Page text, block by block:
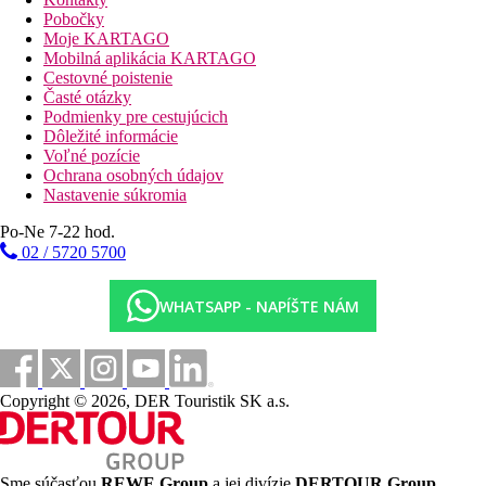
čiastočne bezbariérové kúpeľne a bezbariérový vstup.
Upratovanie izieb a concierge služba sú zadarmo. Izbový servis,
služba prania bielizne, služba žehlenia bielizne a zdravotná
služba sú za poplatok.
Bazén:
K vonkajšiemu vybaveniu hotela patria 4 bazény a samostatný
detský bazénik (s otváracou dobou od januára do decembra) a
tiež šmykľavka. Tu sú k dispozícii lehátka (zdarma). Bar pri
bazéne ponúka hosťom osviežujúce nápoje.
Raňajky (07:00 - 10:30 hod.). Polpenzia: vrátane raňajok a
večere (tiež detské menu). Plná penzia zahŕňa raňajky, obedy a
večere. Raňajky, obedy a večere iba vo vybraných reštauráciách.
Tiež detské menu. All inclusive: raňajky, obedy a večere.
Raňajky, obedy a večere iba vo vybraných reštauráciách. K
dispozícii sú aj detské menu. Voda, nealkoholické nápoje, káva a
čaj a koktaily v určitých hodinách. Pivo (10:30 - 23:00 hod.),
víno (10:30 - 23:00 hod.), dezerty a pečivo (15:30 - 16:30 hod.),
národné alkoholické nápoje (10:30 - 23:00 hod.), vybrané
importované liehoviny (1. hod.), vybrané importované liehoviny
(1. hod.). uvítanú, 1 jedlo v reštaurácii à-la-carte, internet
zadarmo, zadarmo minibar na izbe (limitovaný) a zadarmo
využitie sejfu (na kauciu). Skoršie prihlásenie a neskoršie
Pobočky
Moje KARTAGO
Mobilná aplikácia KARTAGO
Cestovné poistenie
Časté otázky
Podmienky pre cestujúcich
Dôležité informácie
Voľné pozície
Ochrana osobných údajov
Nastavenie súkromia
Po-Ne 7-22 hod.
02 / 5720 5700
WHATSAPP - NAPÍŠTE NÁM
Copyright © 2026, DER Touristik SK a.s.